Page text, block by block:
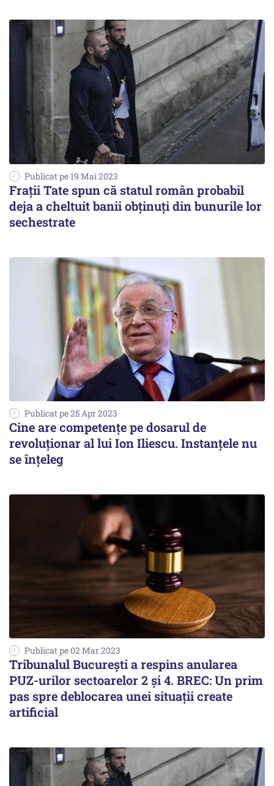
Publicat pe 19 Mai 2023
Frații Tate spun că statul român probabil
deja a cheltuit banii obținuți din bunurile lor
sechestrate
Publicat pe 25 Apr 2023
Cine are competenţe pe dosarul de
revoluţionar al lui Ion Iliescu. Instanţele nu
se înţeleg
Publicat pe 02 Mar 2023
Tribunalul Bucureşti a respins anularea
PUZ-urilor sectoarelor 2 şi 4. BREC: Un prim
pas spre deblocarea unei situaţii create
artificial